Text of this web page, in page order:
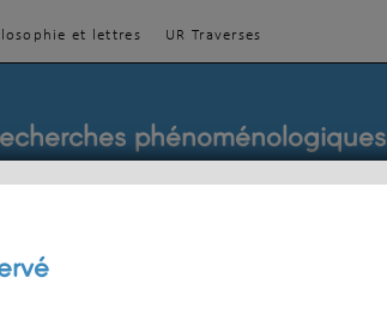
et lettres UR Traverses
phénoménologiques